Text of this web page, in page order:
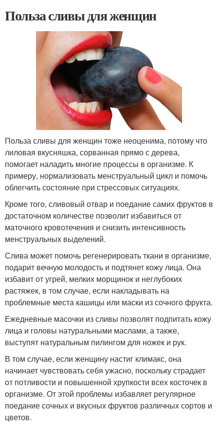
Польза сливы для женщин
Польза сливы для женщин тоже неоценима, потому что
лиловая вкусняшка, сорванная прямо с дерева,
помогает наладить многие процессы в организме. К
примеру, нормализовать менструальный цикл и помочь
облегчить состояние при стрессовых ситуациях.
Кроме того, сливовый отвар и поедание самих фруктов в
достаточном количестве позволит избавиться от
маточного кровотечения и снизить интенсивность
менструальных выделений.
Слива может помочь регенерировать ткани в организме,
подарит вечную молодость и подтянет кожу лица. Она
избавит от угрей, мелких морщинок и неглубоких
растяжек, в том случае, если накладывать на
проблемные места кашицы или маски из сочного фрукта.
Ежедневные масочки из сливы позволят подпитать кожу
лица и головы натуральными маслами, а также,
выступят натуральным пилингом для ножек и рук.
В том случае, если женщину настиг климакс, она
начинает чувствовать себя ужасно, поскольку страдает
от потливости и повышенной хрупкости всех косточек в
организме. От этой проблемы избавляет регулярное
поедание сочных и вкусных фруктов различных сортов и
цветов.